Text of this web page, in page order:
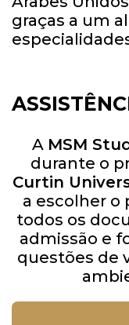
graças a um
A MSM
durante o
Curtin
a escolher o
todos os
admissão e
questões de